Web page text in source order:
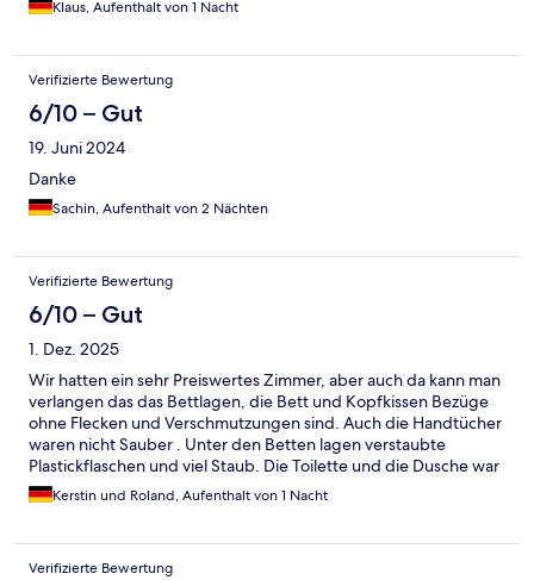
Klaus, Aufenthalt von 1 Nacht
Verifizierte Bewertung
6/10 – Gut
19. Juni 2024
Danke
Sachin, Aufenthalt von 2 Nächten
Verifizierte Bewertung
6/10 – Gut
1. Dez. 2025
Wir hatten ein sehr Preiswertes Zimmer, aber auch da kann man
verlangen das das Bettlagen, die Bett und Kopfkissen Bezüge
ohne Flecken und Verschmutzungen sind. Auch die Handtücher
waren nicht Sauber . Unter den Betten lagen verstaubte
Plastickflaschen und viel Staub. Die Toilette und die Dusche war
Sauber. Mit freundlichen Grüßen Kerstin und Roland von
Beuningen
Kerstin und Roland, Aufenthalt von 1 Nacht
Verifizierte Bewertung